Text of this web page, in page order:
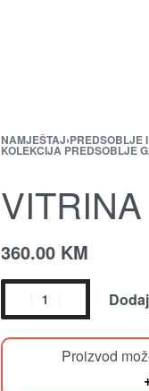
NAMJEŠTAJ›PREDSOBLJE
KOLEKCIJA PREDSOBLJE
360.00 KM
Proizvod